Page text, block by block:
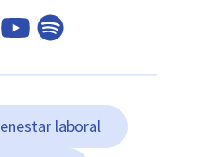
laboral